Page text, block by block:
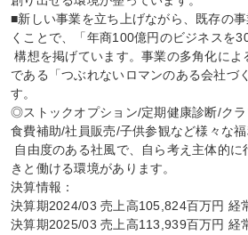
■新しい事業を立ち上げながら、既存の
くことで、「年商100億円のビジネスを
構想を掲げています。事業の多角化による安定した経営が、理念
である「つぶれないロマンのある会社づ
す。
◎ストックオプション/定期健康診断/ク
食費補助/社員販売/子供参観など様々な福
きと働ける環境があります。
決算情報：
決算期2024/03 売上高105,824百万円 経
決算期2025/03 売上高113,939百万円 経